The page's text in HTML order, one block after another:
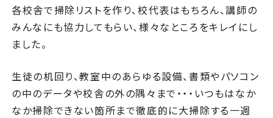
各校舎で掃除リストを作り、校代表はもちろん、講師の
みんなにも協力してもらい、様々なところをキレイにし
ました。
生徒の机回り、教室中のあらゆる設備、書類やパソコン
の中のデータや校舎の外の隅々まで・・・いつもはなか
なか掃除できない箇所まで徹底的に大掃除する一週